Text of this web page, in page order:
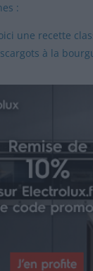
:
une recette
à la